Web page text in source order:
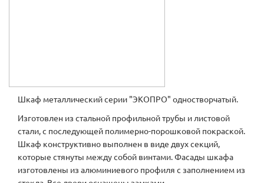
Шкаф металлический серии "ЭКОПРО" одностворчатый.
Изготовлен из стальной профильной трубы и листовой
стали, с последующей полимерно-порошковой покраской.
Шкаф конструктивно выполнен в виде двух секций,
которые стянуты между собой винтами. Фасады шкафа
изготовлены из алюминиевого профиля с заполнением из